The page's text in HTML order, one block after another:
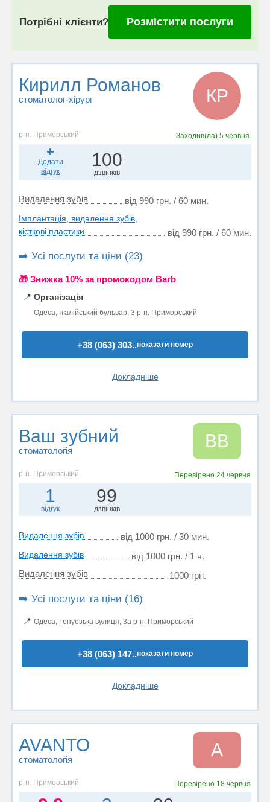
Потрібні клієнти? Розмістити послуги
Кирилл Романов
стоматолог-хірург КР
р-н. Приморський Заходив(ла) 5 червня
Додати
відгук
100
дзвінків
Видалення зубів від 990 грн. / 60 мин.
Імплантація, видалення зубів,
кісткові пластики
від 990 грн. / 60 мин.
➡️ Усі послуги та ціни (23)
🎁 Знижка 10% за промокодом Barb
📍 Організація
Одеса, Італійський бульвар, 3 р-н. Приморський
+38 (063) 303..показати номер
Докладніше
Ваш зубний
стоматологія ВВ
р-н. Приморський Перевірено24 червня
1
відгук
99
дзвінків
Видалення зубів від 1000 грн. / 30 мин.
Видалення зубів
від 1000 грн. / 1 ч.
Видалення зубів
1000 грн.
➡️ Усі послуги та ціни (16)
📍 Одеса, Генуезька вулиця, 3а р-н. Приморський
+38 (063) 147..показати номер
Докладніше
AVANTO
стоматологія A
р-н. Приморський Перевірено 18 червня